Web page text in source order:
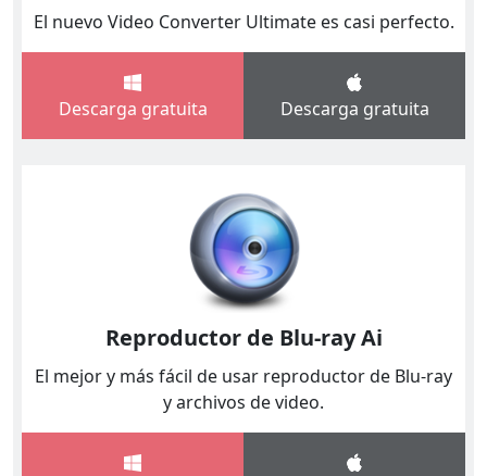
El nuevo Video Converter Ultimate es casi perfecto.
Descarga gratuita Descarga gratuita
Reproductor de Blu-ray Ai
El mejor y más fácil de usar reproductor de Blu-ray
y archivos de video.